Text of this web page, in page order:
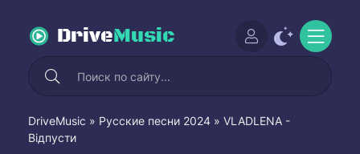
DriveMusic
DriveMusic » Русские песни 2024 » VLADLENA -
Відпусти